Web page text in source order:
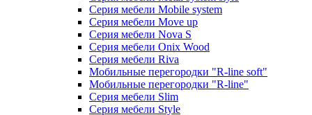
Серия мебели Mobile system
Серия мебели Move up
Серия мебели Nova S
Серия мебели Onix Wood
Серия мебели Riva
Мобильные перегородки "R-line soft"
Мобильные перегородки "R-line"
Серия мебели Slim
Серия мебели Style